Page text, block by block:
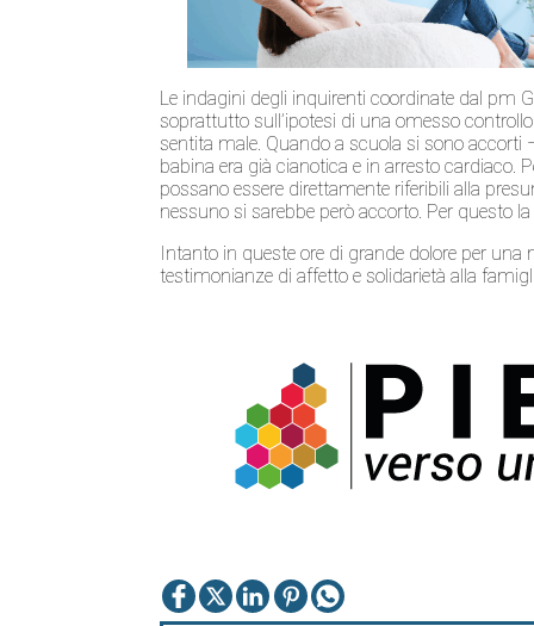
Le indagini degli inquirenti coordinate dal pm
soprattutto sull’ipotesi di una omesso
sentita male. Quando a scuola si sono
babina era già cianotica e in arresto cardiaco.
possano essere direttamente riferibili alla
nessuno si sarebbe però accorto. Per questo
Intanto in queste ore di grande dolore per
testimonianze di affetto e solidarietà alla